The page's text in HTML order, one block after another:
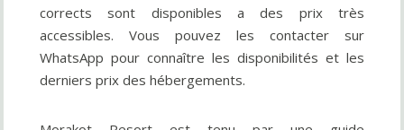
corrects sont disponibles a des prix très
accessibles. Vous pouvez les contacter sur
WhatsApp pour connaître les disponibilités et les
derniers prix des hébergements.